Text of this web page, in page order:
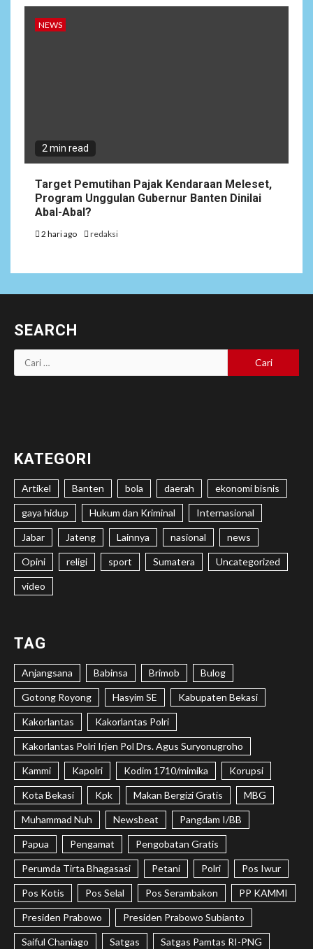
NEWS
2 min read
Target Pemutihan Pajak Kendaraan Meleset,
Program Unggulan Gubernur Banten Dinilai
Abal-Abal?
2 hari ago redaksi
SEARCH
Cari
untuk:
KATEGORI
Artikel Banten bola daerah ekonomi bisnis
gaya hidup Hukum dan Kriminal Internasional
Jabar Jateng Lainnya nasional news
Opini religi sport Sumatera Uncategorized
video
TAG
Anjangsana Babinsa Brimob Bulog
Gotong Royong Hasyim SE Kabupaten Bekasi
Kakorlantas Kakorlantas Polri
Kakorlantas Polri Irjen Pol Drs. Agus Suryonugroho
Kammi Kapolri Kodim 1710/mimika Korupsi
Kota Bekasi Kpk Makan Bergizi Gratis MBG
Muhammad Nuh Newsbeat Pangdam I/BB
Papua Pengamat Pengobatan Gratis
Perumda Tirta Bhagasasi Petani Polri Pos Iwur
Pos Kotis Pos Selal Pos Serambakon PP KAMMI
Presiden Prabowo Presiden Prabowo Subianto
Saiful Chaniago Satgas Satgas Pamtas RI-PNG